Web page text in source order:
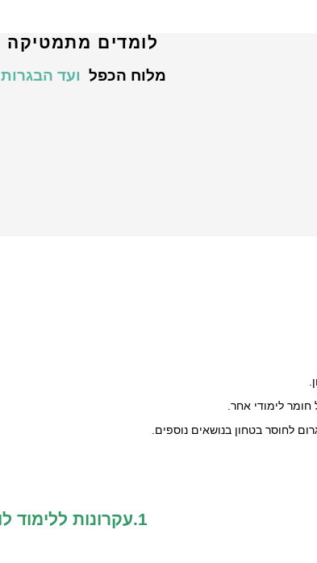
לומדים מתמטיקה
מלוח הכפל ועד הבגרות
חומר לימודי אחר.
לחוסר בטחון בנושאים נוספים.
1.עקרונות ללימוד לוח הכפל